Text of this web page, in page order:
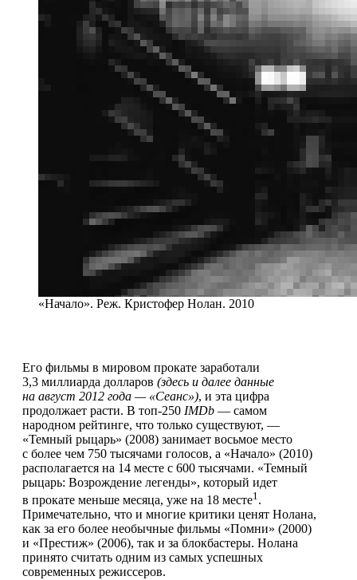
«Начало». Реж. Кристофер Нолан. 2010
Его фильмы в мировом прокате заработали
3,3 миллиарда долларов (здесь и далее данные
на август 2012 года — «Сеанс»), и эта цифра
продолжает расти. В топ-250 IMDb — самом
народном рейтинге, что только существуют, —
«Темный рыцарь» (2008) занимает восьмое место
с более чем 750 тысячами голосов, а «Начало» (2010)
располагается на 14 месте с 600 тысячами. «Темный
рыцарь: Возрождение легенды», который идет
в прокате меньше месяца, уже на 18 месте1 .
Примечательно, что и многие критики ценят Нолана,
как за его более необычные фильмы «Помни» (2000)
и «Престиж» (2006), так и за блокбастеры. Нолана
принято считать одним из самых успешных
современных режиссеров.